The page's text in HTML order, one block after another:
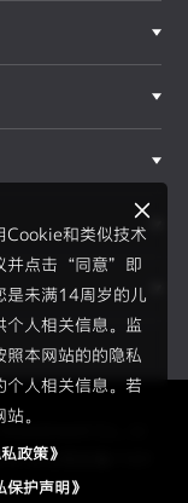
Cookie和类似技术
并点击“同意”即
是未满14周岁的儿
个人相关信息。监
本网站的的隐私
个人相关信息。若
。
政策》
保护声明》
Co., Lt
号 京公网安备1101